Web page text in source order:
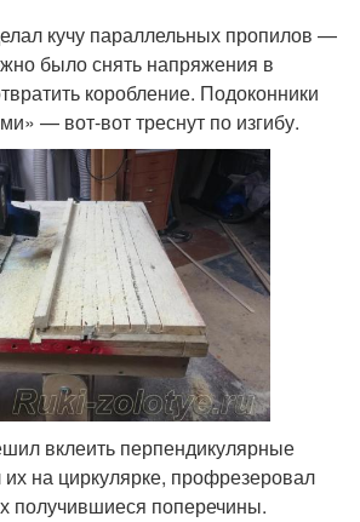
кучу параллельных пропилов —
было снять напряжения в
коробление. Подоконники
— вот-вот треснут по изгибу.
вклеить перпендикулярные
на циркулярке, профрезеровал
получившиеся поперечины.